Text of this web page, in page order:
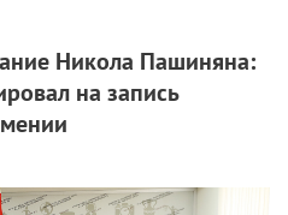
Никола Пашиняна:
на запись